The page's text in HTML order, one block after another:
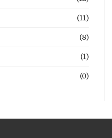
(11)
(8)
(1)
(0)